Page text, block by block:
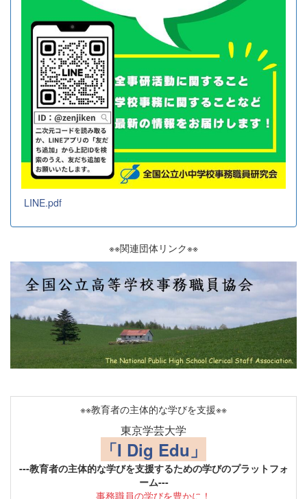
LINE.pdf
※※関連団体リンク※※
※※教育者の主体的な学びを支援※※
東京学芸大学
「I Dig Edu」
---教育者の主体的な学びを支援するための学びのプラットフォ
ーム---
事務職員の学びを豊かに！